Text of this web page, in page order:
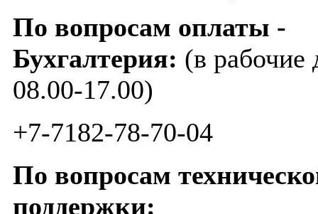
По вопросам оплаты -
Бухгалтерия: ​(в рабочие
08.00-17.00)
+7-7182-78-70-04
По вопросам
поддержки: